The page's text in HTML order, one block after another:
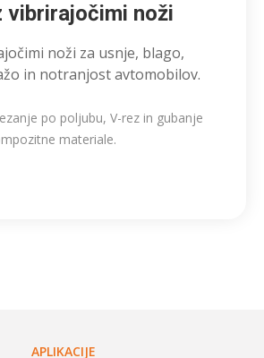
vibrirajočimi noži
noži za usnje, blago,
in notranjost avtomobilov.
po poljubu, V-rez in gubanje
materiale.
APLIKACIJE